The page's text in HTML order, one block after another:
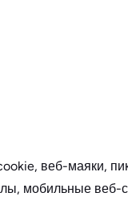
веб-маяки,
мобильные